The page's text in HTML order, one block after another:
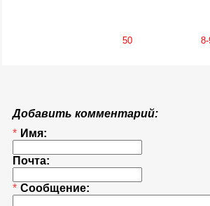
Добавить комментарий:
* Имя:
Почта:
* Сообщение: